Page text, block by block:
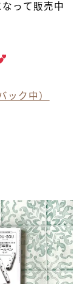
って販売中
ック中）